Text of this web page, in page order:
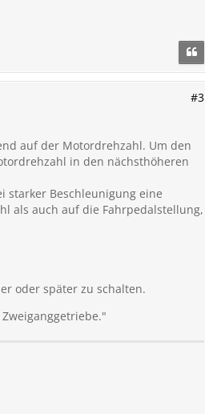
#3
auf der Motordrehzahl. Um den
in den nächsthöheren
starker Beschleunigung eine
als auch auf die Fahrpedalstellung,
oder später zu schalten.